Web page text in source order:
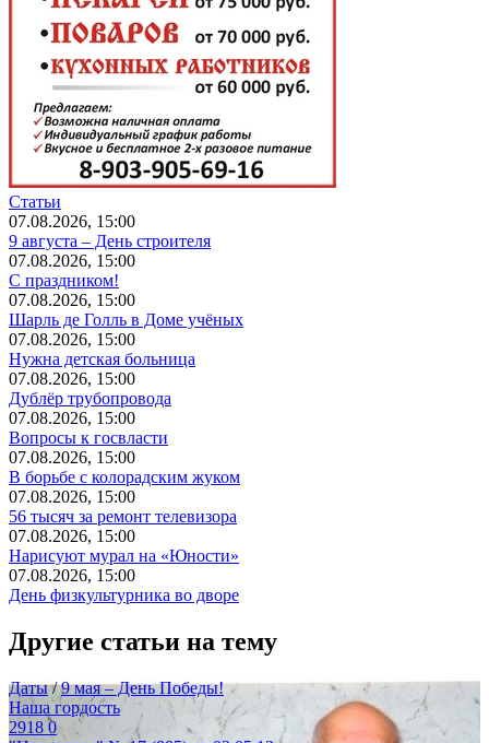
Статьи
07.08.2026, 15:00
9 августа – День строителя
07.08.2026, 15:00
С праздником!
07.08.2026, 15:00
Шарль де Голль в Доме учёных
07.08.2026, 15:00
Нужна детская больница
07.08.2026, 15:00
Дублёр трубопровода
07.08.2026, 15:00
Вопросы к госвласти
07.08.2026, 15:00
В борьбе с колорадским жуком
07.08.2026, 15:00
56 тысяч за ремонт телевизора
07.08.2026, 15:00
Нарисуют мурал на «Юности»
07.08.2026, 15:00
День физкультурника во дворе
Другие статьи на тему
Даты/9 мая – День Победы!
Наша гордость
2918 0